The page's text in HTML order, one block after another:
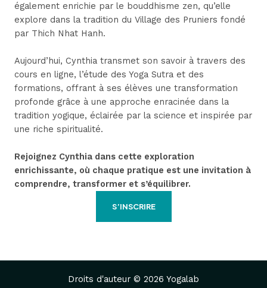
également enrichie par le bouddhisme zen, qu’elle
explore dans la tradition du Village des Pruniers fondé
par Thich Nhat Hanh.
Aujourd’hui, Cynthia transmet son savoir à travers des
cours en ligne, l’étude des Yoga Sutra et des
formations, offrant à ses élèves une transformation
profonde grâce à une approche enracinée dans la
tradition yogique, éclairée par la science et inspirée par
une riche spiritualité.
Rejoignez Cynthia dans cette exploration
enrichissante, où chaque pratique est une invitation à
comprendre, transformer et s’équilibrer.
S’INSCRIRE
Droits d'auteur © 2026 Yogalab